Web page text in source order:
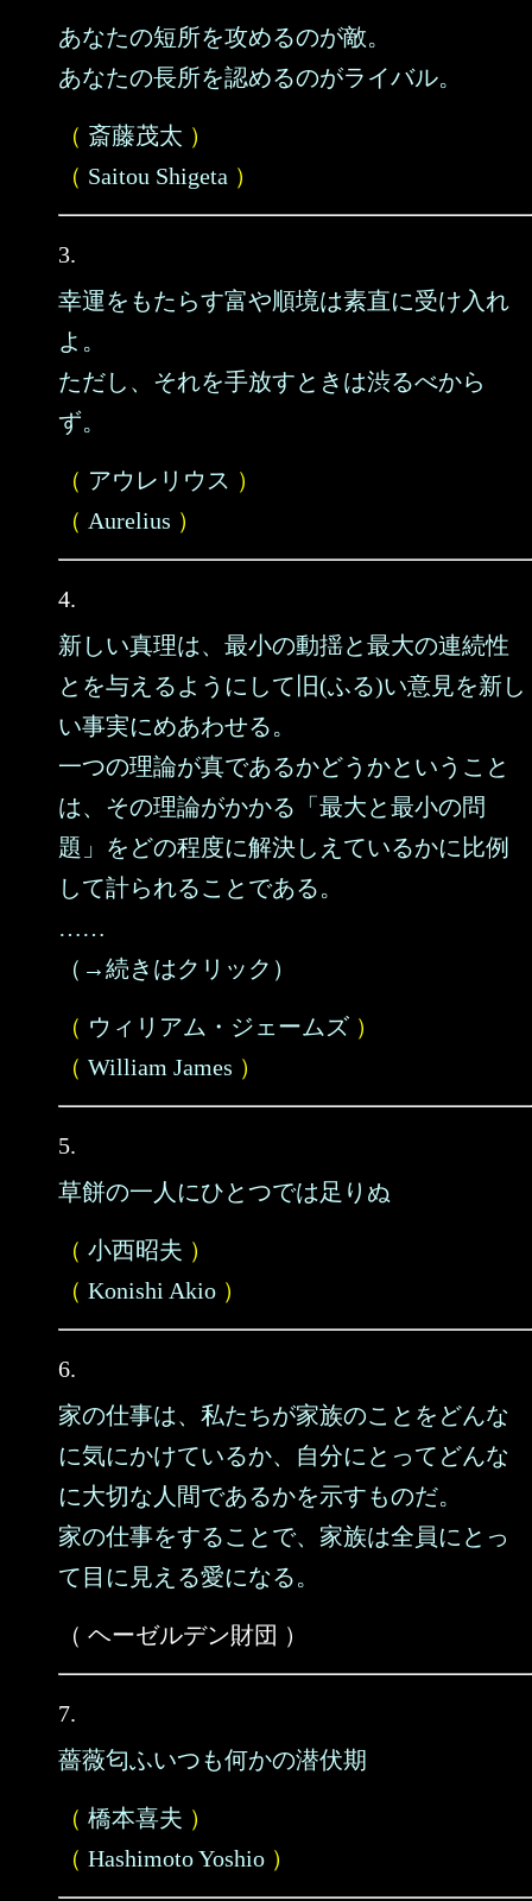
あなたの短所を攻めるのが敵。
あなたの長所を認めるのがライバル。
（ 斎藤茂太 ）
（ Saitou Shigeta ）
3.
幸運をもたらす富や順境は素直に受け入れ
よ。
ただし、それを手放すときは渋るべから
ず。
（ アウレリウス ）
（ Aurelius ）
4.
新しい真理は、最小の動揺と最大の連続性
とを与えるようにして旧(ふる)い意見を新し
い事実にめあわせる。
一つの理論が真であるかどうかということ
は、その理論がかかる「最大と最小の問
題」をどの程度に解決しえているかに比例
して計られることである。
……
（→続きはクリック）
（ ウィリアム・ジェームズ ）
（ William James ）
5.
草餅の一人にひとつでは足りぬ
（ 小西昭夫 ）
（ Konishi Akio ）
6.
家の仕事は、私たちが家族のことをどんな
に気にかけているか、自分にとってどんな
に大切な人間であるかを示すものだ。
家の仕事をすることで、家族は全員にとっ
て目に見える愛になる。
（ ヘーゼルデン財団 ）
7.
薔薇匂ふいつも何かの潜伏期
（ 橋本喜夫 ）
（ Hashimoto Yoshio ）